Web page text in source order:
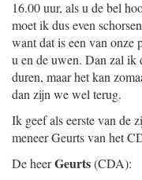
16.00 uur, als u de bel
moet ik dus even
want dat is een van onze
u en de uwen. Dan zal ik
duren, maar het kan
dan zijn we wel terug.
Ik geef als eerste van de
meneer Geurts van het
De heerGeurts(CDA):